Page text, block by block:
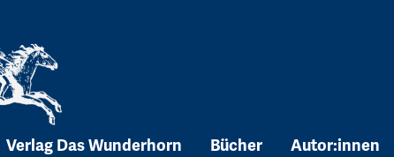
Verlag Das Wunderhorn Bücher Autor:innen